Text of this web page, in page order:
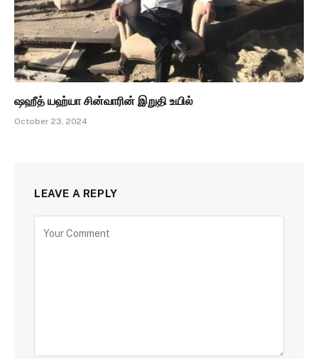
ஷஹீத் யஹ்யா சின்வாரின் இறுதி உயில்
October 23, 2024
LEAVE A REPLY